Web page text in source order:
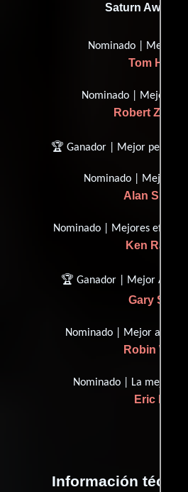
Saturn Award
Nominado | Mejor
Tom Hanks
Nominado | Mejor
Robert
🏆 Ganador | Mejor película
Nominado | Mejor
Alan Silvestri
Nominado | Mejores efectos
Ken Ralston
🏆 Ganador | Mejor Actor
Gary Sinise
Nominado | Mejor actriz
Robin Wright
Nominado | La mejor
Eric Roth
Información